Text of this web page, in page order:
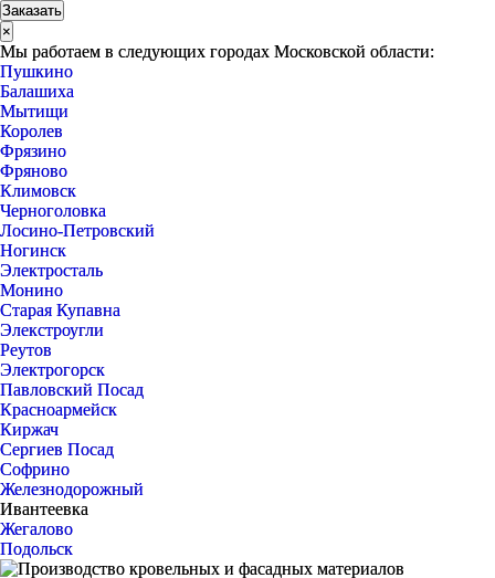
×
Мы работаем в следующих городах Московской области:
Пушкино
Балашиха
Мытищи
Королев
Фрязино
Фряново
Климовск
Черноголовка
Лосино-Петровский
Ногинск
Электросталь
Монино
Старая Купавна
Элекстроугли
Реутов
Электрогорск
Павловский Посад
Красноармейск
Киржач
Сергиев Посад
Софрино
Железнодорожный
Ивантеевка
Жегалово
Подольск